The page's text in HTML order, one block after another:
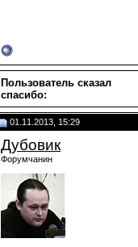
Пользователь сказал
cпасибо:
01.11.2013, 15:29
Дубовик
Форумчанин